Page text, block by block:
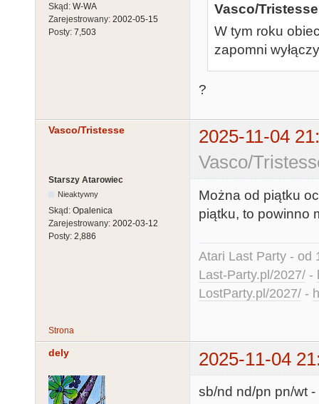
Skąd: W-WA
Zarejestrowany: 2002-05-15
Posty: 7,503
Vasco/
W tym roku
zapomni
?
Vasco/Tristesse
2025-11-04
Vasco/
Starszy Atarowiec
Nieaktywny
Skąd: Opalenica
Zarejestrowany: 2002-03-12
Posty: 2,886
Można od piątku
piątku, to powinno
Atari Last Party - od
Last-Party.pl/2027/ -
LostParty.pl/2027/ -
Strona
dely 2025-11-04
sb/nd nd/pn pn/wt